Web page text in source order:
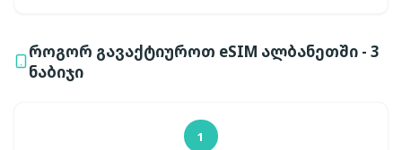
როგორ გავაქტიუროთ eSIM ალბანეთში - 3
ნაბიჯი
1